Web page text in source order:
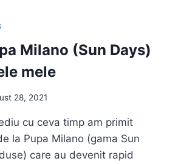
Milano (Sun Days)
mele
28, 2021
cu ceva timp am primit
la Pupa Milano (gama Sun
care au devenit rapid